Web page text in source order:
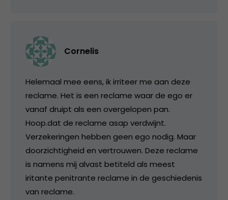
Cornelis
Helemaal mee eens, ik irriteer me aan deze
reclame. Het is een reclame waar de ego er
vanaf druipt als een overgelopen pan.
Hoop.dat de reclame asap verdwijnt.
Verzekeringen hebben geen ego nodig. Maar
doorzichtigheid en vertrouwen. Deze reclame
is namens mij alvast betiteld als meest
iritante penitrante reclame in de geschiedenis
van reclame.